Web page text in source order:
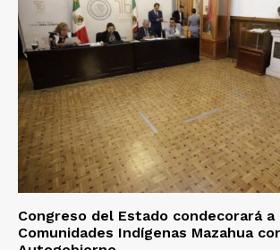
Congreso del Estado condecorará a
Comunidades Indígenas Mazahua